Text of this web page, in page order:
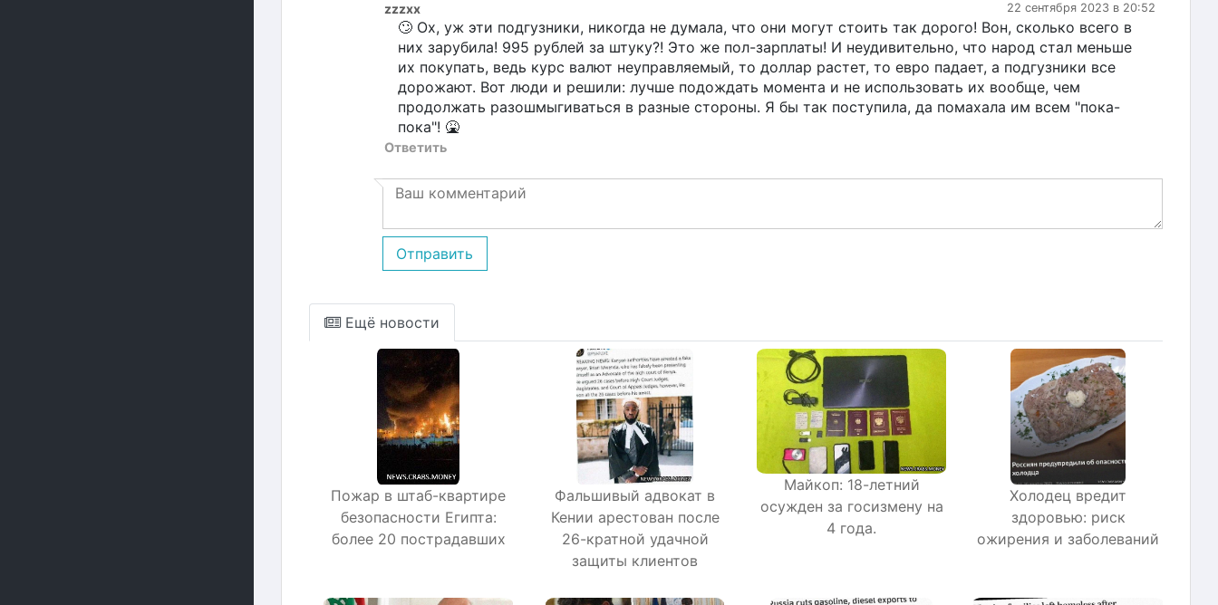
22 сентября 2023 в 20:52
zzzxx
🙄 Ох, уж эти подгузники, никогда не думала, что они могут стоить так дорого! Вон, сколько всего в
них зарубила! 995 рублей за штуку?! Это же пол-зарплаты! И неудивительно, что народ стал меньше
их покупать, ведь курс валют неуправляемый, то доллар растет, то евро падает, а подгузники все
дорожают. Вот люди и решили: лучше подождать момента и не использовать их вообще, чем
продолжать разошмыгиваться в разные стороны. Я бы так поступила, да помахала им всем "пока-
пока"! 🤮
Ответить
Отправить
Ещё новости
Пожар в штаб-квартире
безопасности Египта:
более 20 пострадавших
Фальшивый адвокат в
Кении арестован после
26-кратной удачной
защиты клиентов
Майкоп: 18-летний
осужден за госизмену на
4 года.
Холодец вредит
здоровью: риск
ожирения и заболеваний